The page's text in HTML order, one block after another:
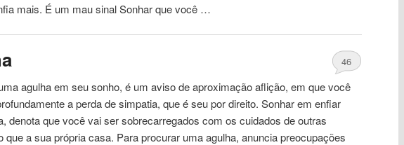
mais. É um mau sinal Sonhar que você …
46
agulha em seu sonho, é um aviso de aproximação aflição, em que você
a perda de simpatia, que é seu por direito. Sonhar em enfiar
denota que você vai ser sobrecarregados com os cuidados de outras
que a sua própria casa. Para procurar uma agulha, anuncia preocupações